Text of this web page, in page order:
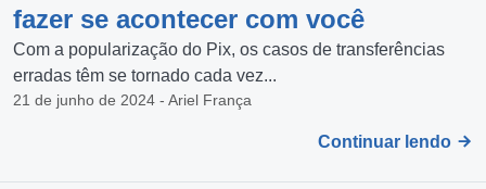
fazer se acontecer com você
Com a popularização do Pix, os casos de transferências
erradas têm se tornado cada vez...
21 de junho de 2024 - Ariel França
Continuar lendo